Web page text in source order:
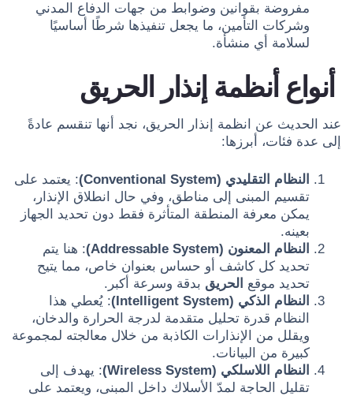
مفروضة بقوانين وضوابط من جهات الدفاع المدني
وشركات التأمين، ما يجعل تنفيذها شرطًا أساسيًا
لسلامة أي منشأة.
أنواع أنظمة إنذار الحريق
عند الحديث عن انظمة إنذار الحريق، نجد أنها تنقسم عادةً
إلى عدة فئات، أبرزها:
النظام التقليدي (Conventional System)
: يعتمد على
تقسيم المبنى إلى مناطق، وفي حال انطلاق الإنذار،
يمكن معرفة المنطقة المتأثرة فقط دون تحديد الجهاز
بعينه.
النظام المعنون (Addressable System)
: هنا يتم
تحديد كل كاشف أو حساس بعنوان خاص، مما يتيح
تحديد موقع الحريق بدقة وسرعة أكبر.
النظام الذكي (Intelligent System)
: يُعطي هذا
النظام قدرة تحليل متقدمة لدرجة الحرارة والدخان،
ويقلل من الإنذارات الكاذبة من خلال معالجته لمجموعة
كبيرة من البيانات.
النظام اللاسلكي (Wireless System)
: يهدف إلى
تقليل الحاجة لمدّ الأسلاك داخل المبنى، ويعتمد على